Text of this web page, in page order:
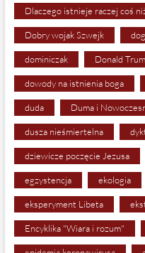
Dlaczego istnieje raczej coś
Dobry wojak Szwejk
dominiczak Donald
dowody na istnienia boga
duda Duma i
dusza nieśmiertelna
dziewicze poczęcie Jezusa
egzystencja ekologia
eksperyment Libeta
Encyklika "Wiara i rozum"